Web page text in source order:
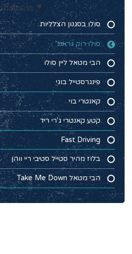
Collapse
סולו בסגנון הצלליות
סולו רוק גראנג'
הבי מטאל ליין סולו
פינגרסטייל בוגי
קאנטרי בוי
קטע קאנטרי ג'רי ריד
Fast Driving
בלוז מהיר סטייל סטיבי ריי ווהן
הבי מטאל Take Me Down